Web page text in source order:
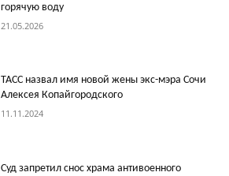
горячую воду
21.05.2026
ТАСС назвал имя новой жены экс-мэра Сочи
Алексея Копайгородского
11.11.2024
Суд запретил снос храма антивоенного